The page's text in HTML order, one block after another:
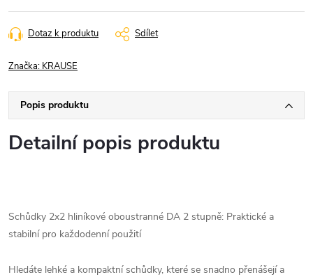
Dotaz k produktu Sdílet
Značka: KRAUSE
Popis produktu
Detailní popis produktu
Schůdky 2x2 hliníkové oboustranné DA 2 stupně: Praktické a
stabilní pro každodenní použití
Hledáte lehké a kompaktní schůdky, které se snadno přenášejí a